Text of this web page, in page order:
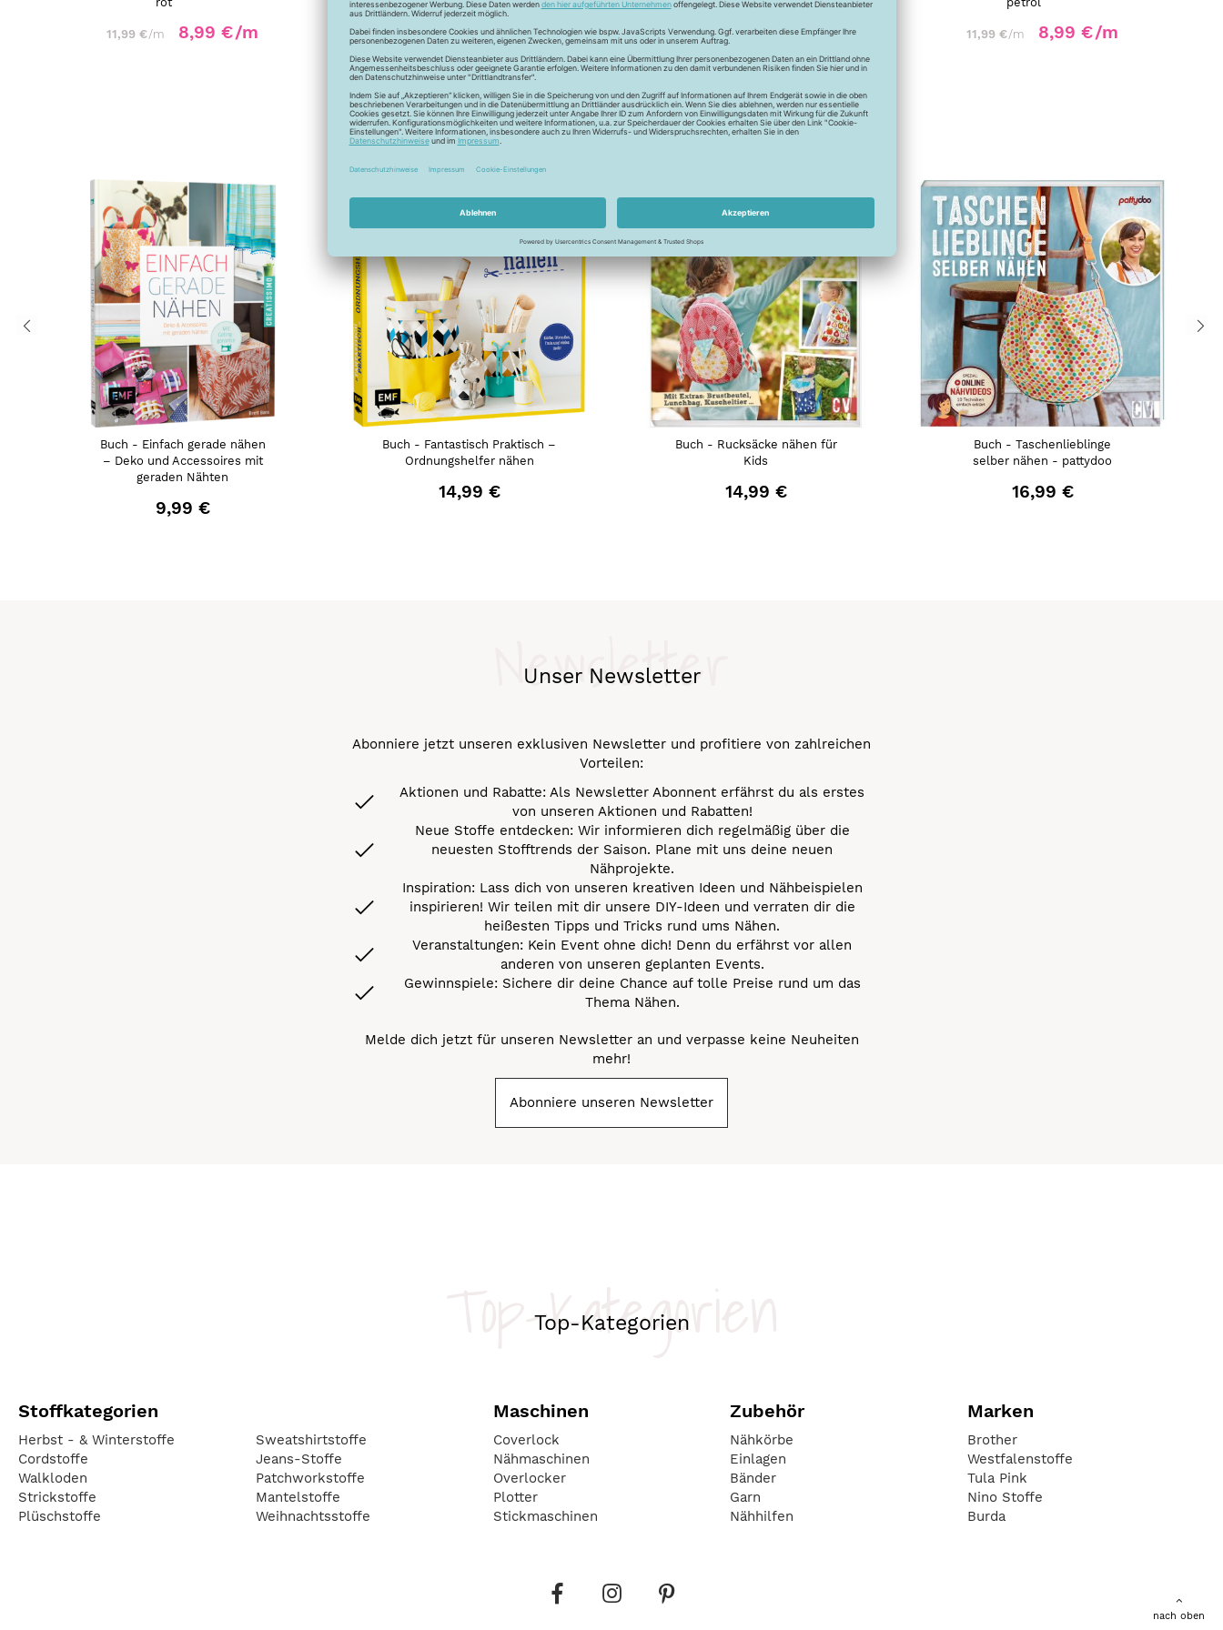
11,99 €/m 8,99 €/m 11,99 €/m 8,99 €/m 11,99 €/m 8,50 €/m 11,99 €/m 8,99 €/m
Entdeckemehr Artikel
Buch - Einfach gerade nähen
– Deko und Accessoires mit
geraden Nähten
9,99 €
Buch - Fantastisch Praktisch –
Ordnungshelfer nähen
14,99 €
Buch - Rucksäcke nähen für
Kids
14,99 €
Buch - Taschenlieblinge
selber nähen - pattydoo
16,99 €
Unser Newsletter
Newsletter
Abonniere jetzt unseren exklusiven Newsletter und profitiere von zahlreichen
Vorteilen:
Aktionen und Rabatte: Als Newsletter Abonnent erfährst du als erstes
von unseren Aktionen und Rabatten!
Neue Stoffe entdecken: Wir informieren dich regelmäßig über die
neuesten Stofftrends der Saison. Plane mit uns deine neuen
Nähprojekte.
Inspiration: Lass dich von unseren kreativen Ideen und Nähbeispielen
inspirieren! Wir teilen mit dir unsere DIY-Ideen und verraten dir die
heißesten Tipps und Tricks rund ums Nähen.
Veranstaltungen: Kein Event ohne dich! Denn du erfährst vor allen
anderen von unseren geplanten Events.
Gewinnspiele: Sichere dir deine Chance auf tolle Preise rund um das
Thema Nähen.
Melde dich jetzt für unseren Newsletter an und verpasse keine Neuheiten
mehr!
Abonniere unseren Newsletter
Top-Kategorien
Top-Kategorien
Stoffkategorien
Herbst - & Winterstoffe
Cordstoffe
Walkloden
Strickstoffe
Plüschstoffe
Sweatshirtstoffe
Jeans-Stoffe
Patchworkstoffe
Mantelstoffe
Weihnachtsstoffe
Maschinen
Coverlock
Nähmaschinen
Overlocker
Plotter
Stickmaschinen
Zubehör
Nähkörbe
Einlagen
Bänder
Garn
Nähhilfen
Marken
Brother
Westfalenstoffe
Tula Pink
Nino Stoffe
Burda
nach oben